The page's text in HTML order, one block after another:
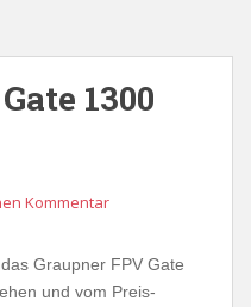
1300
Kommentar
Graupner FPV Gate
und vom Preis-